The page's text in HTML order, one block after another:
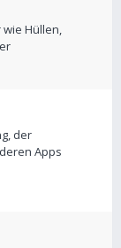
Hüllen,
der
Apps